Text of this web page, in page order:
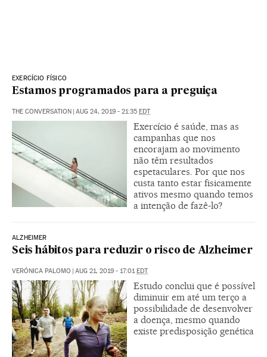
EXERCÍCIO FÍSICO
Estamos programados para a preguiça
THE CONVERSATION | AUG 24, 2019 - 21:35 EDT
Exercício é saúde, mas as
campanhas que nos
encorajam ao movimento
não têm resultados
espetaculares. Por que nos
custa tanto estar fisicamente
ativos mesmo quando temos
a intenção de fazê-lo?
ALZHEIMER
Seis hábitos para reduzir o risco de Alzheimer
VERÓNICA PALOMO | AUG 21, 2019 - 17:01 EDT
Estudo conclui que é possível
diminuir em até um terço a
possibilidade de desenvolver
a doença, mesmo quando
existe predisposição genética